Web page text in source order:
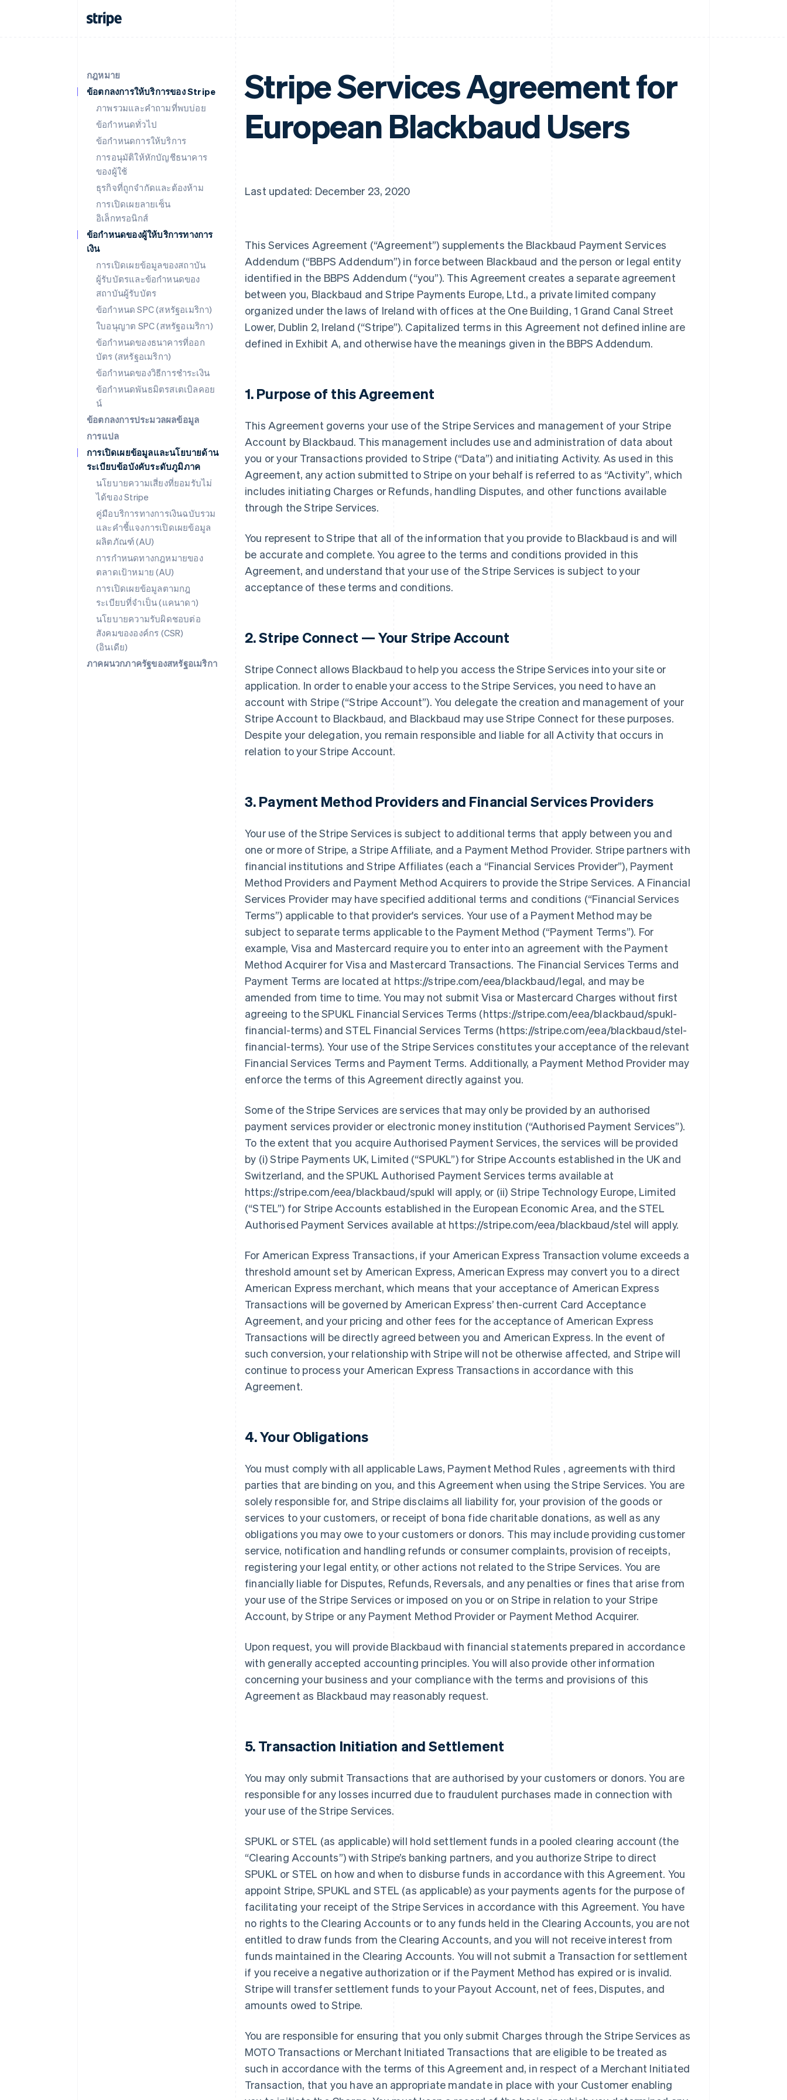
กฎหมาย
ข้อตกลงการให้บริการของ Stripe
ภาพรวมและคำถามที่พบบ่อย
ข้อกำหนดทั่วไป
ข้อกำหนดการให้บริการ
การอนุมัติให้หักบัญชีธนาคาร
ของผู้ใช้
ธุรกิจที่ถูกจำกัดและต้องห้าม
การเปิดเผยลายเซ็น
อิเล็กทรอนิกส์
ข้อกำหนดของผู้ให้บริการทางการ
เงิน
การเปิดเผยข้อมูลของสถาบัน
ผู้รับบัตรและข้อกำหนดของ
สถาบันผู้รับบัตร
ข้อกำหนด SPC (สหรัฐอเมริกา)
ใบอนุญาต SPC (สหรัฐอเมริกา)
ข้อกำหนดของธนาคารที่ออก
บัตร (สหรัฐอเมริกา)
ข้อกำหนดของวิธีการชำระเงิน
ข้อกำหนดพันธมิตรสเตเบิลคอย
น์
ข้อตกลงการประมวลผลข้อมูล
การแปล
การเปิดเผยข้อมูลและนโยบายด้าน
ระเบียบข้อบังคับระดับภูมิภาค
นโยบายความเสี่ยงที่ยอมรับไม่
ได้ของ Stripe
คู่มือบริการทางการเงินฉบับรวม
และคำชี้แจงการเปิดเผยข้อมูล
ผลิตภัณฑ์ (AU)
การกำหนดทางกฎหมายของ
ตลาดเป้าหมาย (AU)
การเปิดเผยข้อมูลตามกฎ
ระเบียบที่จำเป็น (แคนาดา)
นโยบายความรับผิดชอบต่อ
สังคมขององค์กร (CSR)
(อินเดีย)
ภาคผนวกภาครัฐของสหรัฐอเมริกา
Stripe Services Agreement for
European Blackbaud Users
Last updated: December 23, 2020
This Services Agreement (“Agreement”) supplements the Blackbaud Payment Services
Addendum (“BBPS Addendum”) in force between Blackbaud and the person or legal entity
identified in the BBPS Addendum (“you”). This Agreement creates a separate agreement
between you, Blackbaud and Stripe Payments Europe, Ltd., a private limited company
organized under the laws of Ireland with offices at the One Building, 1 Grand Canal Street
Lower, Dublin 2, Ireland (“Stripe”). Capitalized terms in this Agreement not defined inline are
defined in Exhibit A, and otherwise have the meanings given in the BBPS Addendum.
1. Purpose of this Agreement
This Agreement governs your use of the Stripe Services and management of your Stripe
Account by Blackbaud. This management includes use and administration of data about
you or your Transactions provided to Stripe (“Data”) and initiating Activity. As used in this
Agreement, any action submitted to Stripe on your behalf is referred to as “Activity”, which
includes initiating Charges or Refunds, handling Disputes, and other functions available
through the Stripe Services.
You represent to Stripe that all of the information that you provide to Blackbaud is and will
be accurate and complete. You agree to the terms and conditions provided in this
Agreement, and understand that your use of the Stripe Services is subject to your
acceptance of these terms and conditions.
2. Stripe Connect — Your Stripe Account
Stripe Connect allows Blackbaud to help you access the Stripe Services into your site or
application. In order to enable your access to the Stripe Services, you need to have an
account with Stripe (“Stripe Account”). You delegate the creation and management of your
Stripe Account to Blackbaud, and Blackbaud may use Stripe Connect for these purposes.
Despite your delegation, you remain responsible and liable for all Activity that occurs in
relation to your Stripe Account.
3. Payment Method Providers and Financial Services Providers
Your use of the Stripe Services is subject to additional terms that apply between you and
one or more of Stripe, a Stripe Affiliate, and a Payment Method Provider. Stripe partners with
financial institutions and Stripe Affiliates (each a “Financial Services Provider”), Payment
Method Providers and Payment Method Acquirers to provide the Stripe Services. A Financial
Services Provider may have specified additional terms and conditions (“Financial Services
Terms”) applicable to that provider's services. Your use of a Payment Method may be
subject to separate terms applicable to the Payment Method (“Payment Terms”). For
example, Visa and Mastercard require you to enter into an agreement with the Payment
Method Acquirer for Visa and Mastercard Transactions. The Financial Services Terms and
Payment Terms are located at https://stripe.com/eea/blackbaud/legal, and may be
amended from time to time. You may not submit Visa or Mastercard Charges without first
agreeing to the SPUKL Financial Services Terms (https://stripe.com/eea/blackbaud/spukl-
financial-terms) and STEL Financial Services Terms (https://stripe.com/eea/blackbaud/stel-
financial-terms). Your use of the Stripe Services constitutes your acceptance of the relevant
Financial Services Terms and Payment Terms. Additionally, a Payment Method Provider may
enforce the terms of this Agreement directly against you.
Some of the Stripe Services are services that may only be provided by an authorised
payment services provider or electronic money institution (“Authorised Payment Services”).
To the extent that you acquire Authorised Payment Services, the services will be provided
by (i) Stripe Payments UK, Limited (“SPUKL”) for Stripe Accounts established in the UK and
Switzerland, and the SPUKL Authorised Payment Services terms available at
https://stripe.com/eea/blackbaud/spukl will apply, or (ii) Stripe Technology Europe, Limited
(“STEL”) for Stripe Accounts established in the European Economic Area, and the STEL
Authorised Payment Services available at https://stripe.com/eea/blackbaud/stel will apply.
For American Express Transactions, if your American Express Transaction volume exceeds a
threshold amount set by American Express, American Express may convert you to a direct
American Express merchant, which means that your acceptance of American Express
Transactions will be governed by American Express’ then-current Card Acceptance
Agreement, and your pricing and other fees for the acceptance of American Express
Transactions will be directly agreed between you and American Express. In the event of
such conversion, your relationship with Stripe will not be otherwise affected, and Stripe will
continue to process your American Express Transactions in accordance with this
Agreement.
4. Your Obligations
You must comply with all applicable Laws, Payment Method Rules , agreements with third
parties that are binding on you, and this Agreement when using the Stripe Services. You are
solely responsible for, and Stripe disclaims all liability for, your provision of the goods or
services to your customers, or receipt of bona fide charitable donations, as well as any
obligations you may owe to your customers or donors. This may include providing customer
service, notification and handling refunds or consumer complaints, provision of receipts,
registering your legal entity, or other actions not related to the Stripe Services. You are
financially liable for Disputes, Refunds, Reversals, and any penalties or fines that arise from
your use of the Stripe Services or imposed on you or on Stripe in relation to your Stripe
Account, by Stripe or any Payment Method Provider or Payment Method Acquirer.
Upon request, you will provide Blackbaud with financial statements prepared in accordance
with generally accepted accounting principles. You will also provide other information
concerning your business and your compliance with the terms and provisions of this
Agreement as Blackbaud may reasonably request.
5. Transaction Initiation and Settlement
You may only submit Transactions that are authorised by your customers or donors. You are
responsible for any losses incurred due to fraudulent purchases made in connection with
your use of the Stripe Services.
SPUKL or STEL (as applicable) will hold settlement funds in a pooled clearing account (the
“Clearing Accounts”) with Stripe’s banking partners, and you authorize Stripe to direct
SPUKL or STEL on how and when to disburse funds in accordance with this Agreement. You
appoint Stripe, SPUKL and STEL (as applicable) as your payments agents for the purpose of
facilitating your receipt of the Stripe Services in accordance with this Agreement. You have
no rights to the Clearing Accounts or to any funds held in the Clearing Accounts, you are not
entitled to draw funds from the Clearing Accounts, and you will not receive interest from
funds maintained in the Clearing Accounts. You will not submit a Transaction for settlement
if you receive a negative authorization or if the Payment Method has expired or is invalid.
Stripe will transfer settlement funds to your Payout Account, net of fees, Disputes, and
amounts owed to Stripe.
You are responsible for ensuring that you only submit Charges through the Stripe Services as
MOTO Transactions or Merchant Initiated Transactions that are eligible to be treated as
such in accordance with the terms of this Agreement and, in respect of a Merchant Initiated
Transaction, that you have an appropriate mandate in place with your Customer enabling